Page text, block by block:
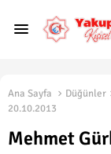
Ana Sayfa Düğünler
20.10.2013
Mehmet